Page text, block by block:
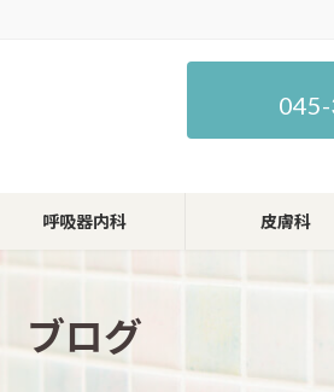
呼吸器内科 皮膚科
ブログ